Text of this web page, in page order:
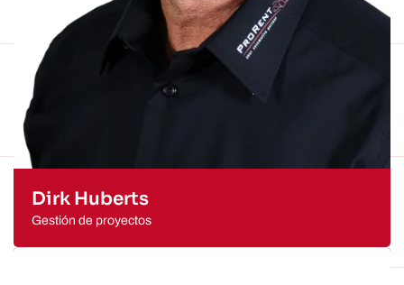
Dirk Huberts
Gestión de proyectos